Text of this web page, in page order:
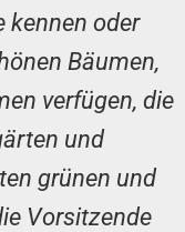
kennen oder
Bäumen,
verfügen, die
und
grünen und
Vorsitzende